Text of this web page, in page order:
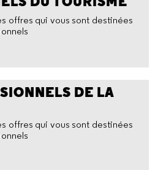
offres qui vous sont destinées
DE LA
offres qui vous sont destinées